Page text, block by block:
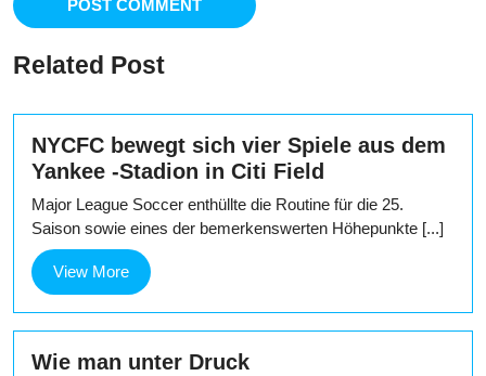
Related Post
NYCFC bewegt sich vier Spiele aus dem
Yankee -Stadion in Citi Field
Major League Soccer enthüllte die Routine für die 25.
Saison sowie eines der bemerkenswerten Höhepunkte [...]
View MoreView
More
Wie man unter Druck